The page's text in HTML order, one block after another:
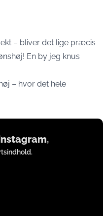
– bliver det lige præcis
En by jeg knus
– hvor det hele
,